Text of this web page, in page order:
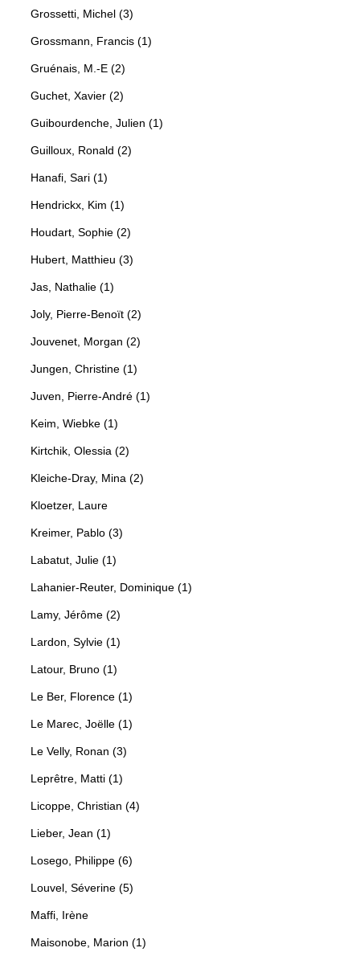
Grossetti, Michel (3)
Grossmann, Francis (1)
Gruénais, M.-E (2)
Guchet, Xavier (2)
Guibourdenche, Julien (1)
Guilloux, Ronald (2)
Hanafi, Sari (1)
Hendrickx, Kim (1)
Houdart, Sophie (2)
Hubert, Matthieu (3)
Jas, Nathalie (1)
Joly, Pierre-Benoït (2)
Jouvenet, Morgan (2)
Jungen, Christine (1)
Juven, Pierre-André (1)
Keim, Wiebke (1)
Kirtchik, Olessia (2)
Kleiche-Dray, Mina (2)
Kloetzer, Laure
Kreimer, Pablo (3)
Labatut, Julie (1)
Lahanier-Reuter, Dominique (1)
Lamy, Jérôme (2)
Lardon, Sylvie (1)
Latour, Bruno (1)
Le Ber, Florence (1)
Le Marec, Joëlle (1)
Le Velly, Ronan (3)
Leprêtre, Matti (1)
Licoppe, Christian (4)
Lieber, Jean (1)
Losego, Philippe (6)
Louvel, Séverine (5)
Maffi, Irène
Maisonobe, Marion (1)